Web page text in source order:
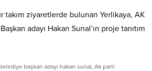
takım ziyaretlerde bulunan Yerlikaya, AK
adayı Hakan Sunal’ın proje tanıtım
başkan adayı hakan sunal, Ak parti